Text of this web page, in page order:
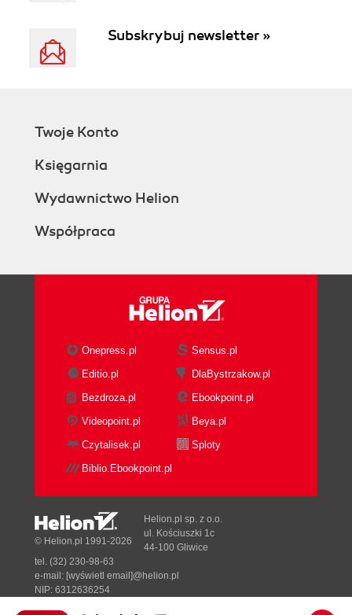
Subskrybuj newsletter »
Twoje Konto
Księgarnia
Wydawnictwo Helion
Współpraca
Onepress.pl
Sensus.pl
Editio.pl
DlaBystrzakow.pl
Bezdroza.pl
Ebookpoint.pl
Videopoint.pl
Beya.pl
Czytalisek.pl
Sploty
Biblio.Ebookpoint.pl
© Helion.pl 1991-2026
Helion.pl sp. z o.o.
ul. Kościuszki 1c
44-100 Gliwice
tel. (32) 230-98-63
e-mail: [wyświetl email]@helion.pl
NIP: 6312636254